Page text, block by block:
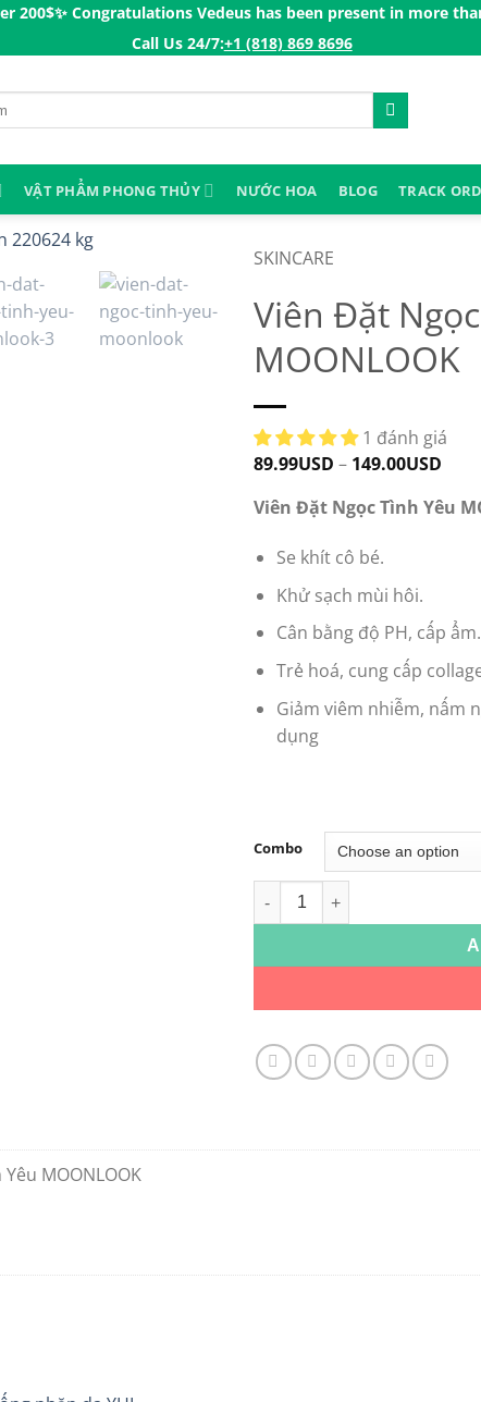
Vedeus has been present in more than 200
Call Us 24/7:ㅤ+1 (818) 869 8696
VẬT PHẨM PHONG THỦY NƯỚC HOA BLOG TRACK
SKINCARE
Viên Đặt
MOONLOOK
1 đánh giá
89.99USD – 149.00USD
Viên Đặt Ngọc Tình Yêu
Se khít cô bé.
Khử sạch mùi hôi.
Cân bằng độ PH, cấp ẩm.
Trẻ hoá, cung cấp
Giảm viêm nhiễm, nấm
dụng
Combo
Viên Đặt Ngọc Tình Yêu
MOONLOOK